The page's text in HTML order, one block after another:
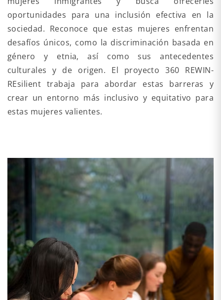
oportunidades para una inclusión efectiva en la
sociedad. Reconoce que estas mujeres enfrentan
desafíos únicos, como la discriminación basada en
género y etnia, así como sus antecedentes
culturales y de origen. El proyecto 360 REWIN-
REsilient trabaja para abordar estas barreras y
crear un entorno más inclusivo y equitativo para
estas mujeres valientes.